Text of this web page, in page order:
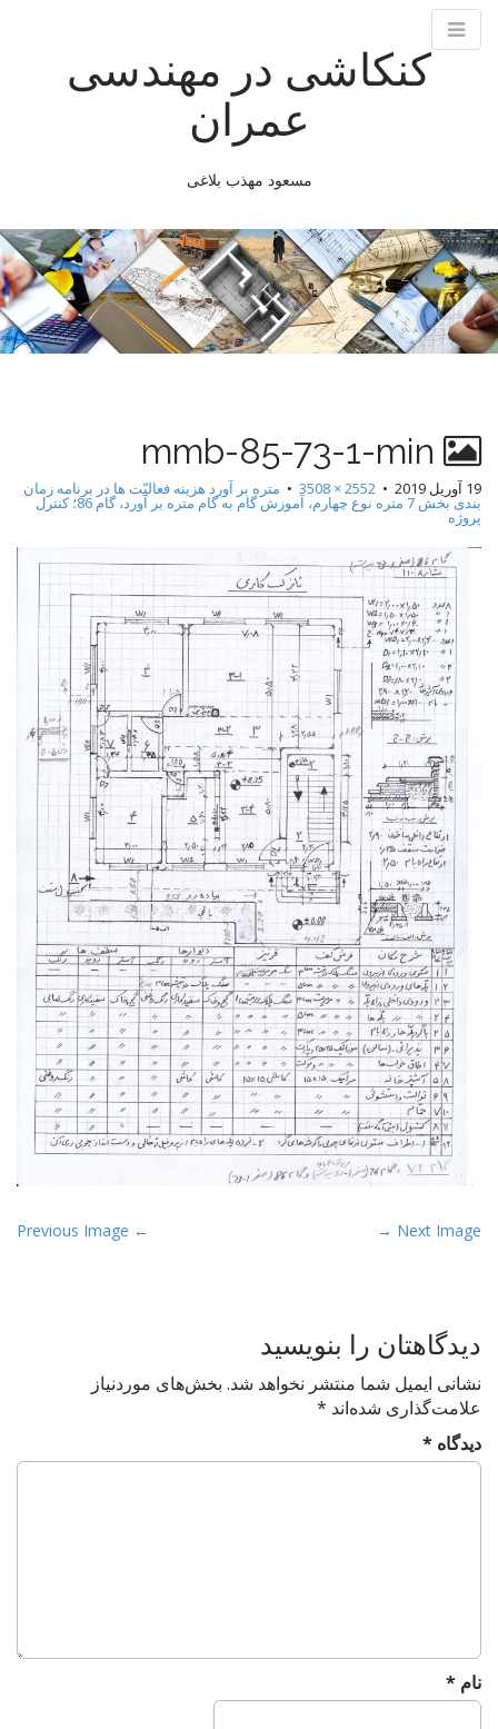
کنکاشی در مهندسی
عمران
مسعود مهذب بلاغی
M
a
i
n
m
k
i
p
t
o
t
e
n
t
19 آوریل 2019 •
2552 × 3508
• متره بر آورد هزینه فعالیّت ها در برنامه زمان
بندی بخش 7 متره نوع چهارم، آموزش گام به گام متره بر آورد، گام 86؛ کنترل
پروژه
P
n
a
v
i
g
← Previous Image Next Image →
دیدگاهتان را بنویسید
نشانی ایمیل شما منتشر نخواهد شد. بخش‌های موردنیاز
علامت‌گذاری شده‌اند *
دیدگاه *
نام *